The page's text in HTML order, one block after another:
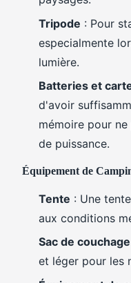
Tripode : Pour
especialmente
lumière.
Batteries et
d'avoir
mémoire pour
de puissance.
Équipement de
Tente : Une
aux conditions
Sac de couchage
et léger pour les